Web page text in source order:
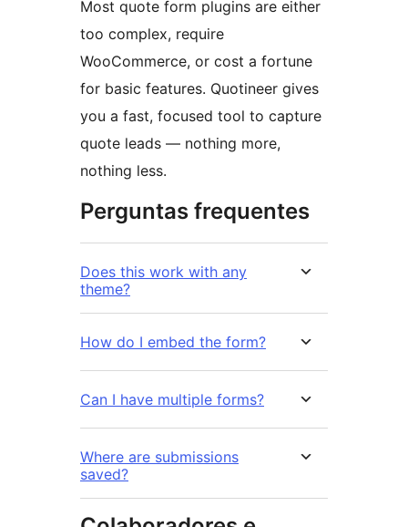
Most quote form plugins are either
too complex, require
WooCommerce, or cost a fortune
for basic features. Quotineer gives
you a fast, focused tool to capture
quote leads — nothing more,
nothing less.
Perguntas frequentes
Does this work with any
theme?
How do I embed the form?
Can I have multiple forms?
Where are submissions
saved?